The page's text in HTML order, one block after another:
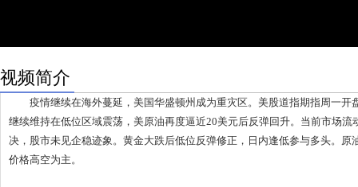
视频简介
疫情继续在海外蔓延，美国华盛顿州成为重灾区。美股道指期指周一开
继续维持在低位区域震荡，美原油再度逼近20美元后反弹回升。当前市场流
决，股市未见企稳迹象。黄金大跌后低位反弹修正，日内逢低参与多头。原
价格高空为主。